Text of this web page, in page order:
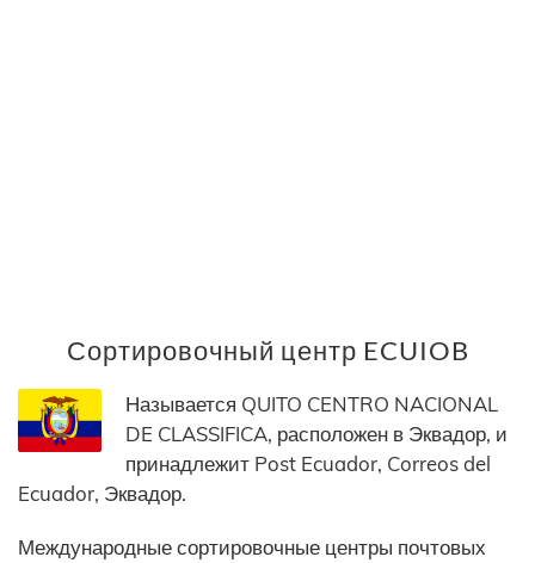
Сортировочный центр ECUIOB
Называется QUITO CENTRO NACIONAL
DE CLASSIFICA, расположен в Эквадор, и
принадлежит Post Ecuador, Correos del
Ecuador, Эквадор.
Международные сортировочные центры почтовых